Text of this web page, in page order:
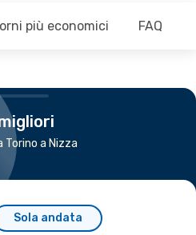
più economici FAQ
Torino a Nizza
Sola andata